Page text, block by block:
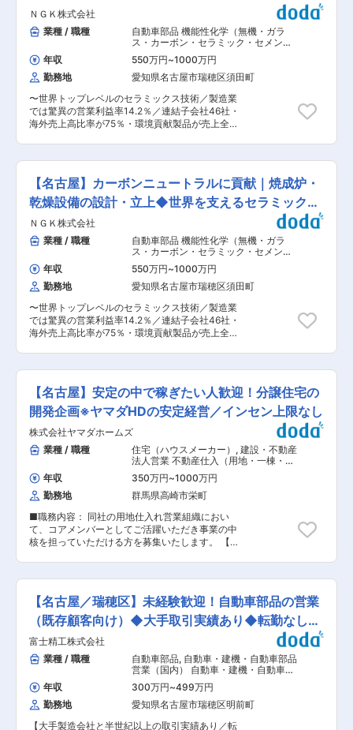
ループの一員としてブラザー工業にて長期就業可
◎自由に開発に取り組める環境！新しい挑戦もで
きます！ ◎年休124日×転勤なし（ブラザーGのみ
の勤務）×リモート制度あり ◎有給使用率が高
く、100％消化できる社員も！ ◎ブラザーグルー
プならではの福利厚生＝ブラザー製品の割引販
売・ブラザー健康保険組合への加入など ■教育体
制 ・ご自身のご経験／スキルに応じて、Eラーニ
ング受講等もできます。技術者派遣や請負、担当
工程などご相談も可能ですので、着実にスキルア
就業となるため安心して働くことができます。 ・
人材育成の事業も行っているため、自社の社員に
ルの研修ではなく、実践的な研修、階層別研修な
どがあり、ビジネスマナーやコミュニケーション
など基礎から力を身につけることができます。 変
更の範囲：会社の定める業務
は大きく変化するため、医薬品を中心に結晶多形
スクリーニングの重要性は広く認識されていま
す。従来の晶析法ではすべての結晶形を網羅的に
発見することは難しく、それらニーズに対応でき
る技術として開発しました。 現在、継続的なビジ
ネス成長を目指し、海外市場への本格展開を推進
しています。 この取り組みにおいて、有機化合物
の分析や結晶化に関する経験をお持ちの方々を中
心に、未来社会に貢献する革新的なサービスの創
出を進めていける仲間を募集しています。 ■職務
の概要 有機化合物の結晶化探索サービスの推進に
取り組んでいただきます。 ■業務の詳細 有機化
化実験実務、顧客説明、報告書作成など） ・赤外
線による結晶化の技術開発、PRデータの取得 ・
海外展開に向けた事業体制構築・整備 ・各種展示
会、学会等での技術PR活動 ■職務の特色 本社部
門として設立された当組織は、NV推進本部によ
る新製品・新サービスの開発に対し、技術支援を
通じてその推進を担う比較的新しい組織です。課
題を一つひとつ着実に解決していく地道な取り組
みはもちろん、自ら基準やルールを策定していく
姿勢も求められます。そうした中で、うまくいっ
た時や形になった時には、モノづくりならではの
楽しさや達成感を味わえる仕事です。また、お客
様からの反応をダイレクトに感じられる環境でも
ンです。開発が成功した際には、事業化後のフェ
ーズにも携わっていただくことになります。 変更
／積層）
ＮＧＫ株式会社
業種 / 職種
自動車部品 機能性化学（無機・ガラ
ス・カーボン・セラミック・セメン
ト・窯業） , 製品開発（ガラス・セラミ
ック） 製品開発（その他無機） 製造プ
ロセス開発・工法開発（無機・セラミ
年収 550万円~1000万円
勤務地
愛知県名古屋市瑞穂区須田町
〜世界トップレベルのセラミックス技術／製造業
では驚異の営業利益率14.2％／連結子会社46社・
海外売上高比率が75％・環境貢献製品が売上全体
社会とカーボンニュートラルの実現に向け、セラ
ミックスをコアとした新製品開発を強化していま
す。新商品の早期創出を大方針に、多岐にわたっ
て開発品の試作と評価を行っています。材料・プ
ロセス設計において経験を積まれた方々を中心
に、未来社会に貢献する製品づくりを共に進めて
いただける仲間を募集しています。 ■職務の概要
電子部品向け材料の研究開発及び生産プロセス検
討に取り組んでいただきます。 ■業務の詳細 新
製品の材料設計及び製造プロセス開発を中心に以
下の業務に携わっていただきます。 具体的なテー
マは、実務経験や保有スキルを踏まえて決定しま
す。 【スラリー技術開発】 ・セラミックス粒子/
分散媒等からなるスラリー分散技術開発 【成膜技
術】 ・スクリーン印刷を用いた成膜技術開発
【積層技術】 ・グリーンシートの精密積層技術開
ています。新製品開発は何度も試作を繰り返しな
がら新たに見つかる課題を1つずつ解決していく
地道な取り組みが必要ですが、不具合を分析・解
析して対策を打ち、うまくいった時にモノづくり
の楽しさを味わえる仕事です。開発が成功した時
には事業化までのより大きな仕事にも携わってい
かせるスキル】 ・積層セラミック技術（セラミッ
クスコンデンサー、セラミックスパッケージ） ・
テープ成形 ・スラリー、ペースト設計/分散技術
・焼成、メタライズ技術 【身につくスキル】 ・
各種セラミック製品製造技術 （成形、乾燥、焼
成） ・技術開発のプロジェクトマネジメント力
る精鋭チームです。各自が開発テーマと技術裁量
を持ち、業務に打ち込むことができる環境です。
える職場です。また、20〜30代前半の若手技術
者が多く活躍していることも特徴です。 変更の範
囲：全ての業務への配置転換あり
【名古屋】カーボンニュートラルに貢献｜焼成炉・
乾燥設備の設計・立上◆世界を支えるセラミックス
技術
ＮＧＫ株式会社
業種 / 職種
自動車部品 機能性化学（無機・ガラ
ス・カーボン・セラミック・セメン
ト・窯業） , プラント機器・設備 設備
立ち上げ・設計（機械設計） プロジェ
クトマネジメント（国内） 設計（機
年収 550万円~1000万円
勤務地
愛知県名古屋市瑞穂区須田町
〜世界トップレベルのセラミックス技術／製造業
では驚異の営業利益率14.2％／連結子会社46社・
海外売上高比率が75％・環境貢献製品が売上全体
は、セラミックス製造のキーテクノロジーである
加熱／焼成技術を担っています。セラミックスの
高機能化、高付加価値化が加速する中、加熱／焼
成技術の果たす役割は極めて重要になってきてい
ます。また当社がビジョンに掲げるカーボンニュ
ートラルに向け、LNGなどのガス燃焼炉に対して
水素やアンモニアなどへの燃料転換技術の構築、
化石燃料由来のCO2のCCU／CCSのグループ内
実証・適用のプロジェクトも推進しており、これ
ら新規技術を構築するために、何事にも興味を持
ち、積極的に未来を切り開ける仲間を募集してい
ます。 ■職務の概要 セラミックス製造に必須な
焼成工程を担う焼成炉において、水素・アンモニ
アなどへの燃料転換技術の構築や、排ガスに含ま
れるCO2のCCU／CCSのグループ内実証・適用
を目指したプロジェクトを推進しており、常に最
がいを感じられる仕事です。 ■業務の詳細 ・水
素・アンモニア燃焼用のバーナ及び炉の開発（制
御技術構築含む） ・炉の排ガス由来のCO2回収・
利用技術の探索、技術構築及び社内実証（熱マネ
ージメント含） ・電気炉の革新省エネ技術の探索
及び社内実証 ・社内向け焼成炉の設備投資の実行
−各事業部の要望（仕様）に合った焼成設備の基
本・詳細設計 −製作、工事の管理・取り纏め −試
運転調整および事業部への引渡し ・NGK窯技術
の蓄積／伝承および技術情報の整理 ■職務の特色
セラミックス製造に必須な焼成工程を担う焼成炉
【名古屋】安定の中で稼ぎたい人歓迎！分譲住宅の
開発企画※ヤマダHDの安定経営／インセン上限なし
株式会社ヤマダホームズ
業種 / 職種
住宅（ハウスメーカー） , 建設・不動産
法人営業 不動産仕入（用地・一棟・区
分）
年収 350万円~1000万円
勤務地
群馬県高崎市栄町
■職務内容： 同社の用地仕入れ営業組織におい
て、コアメンバーとしてご活躍いただき事業の中
核を担っていただける方を募集いたします。 【業
ます） （業務の流れ） 1）土地情報の収集 2）物
件精査 3）土地の仕入れ 4）住宅の企画 5）価格
設定・販売戦略の企画 ■分業制： 設計・施工管
理は部内に専門の担当者が行いますので自身の業
務に専念できる環境が整っております。 ■ノル
マ・インセンティブについて： 個人単位のノルマ
はございませんが、目標設定はございます。目標
の達成度に応じて昇格降格などの待遇がありま
す。 インセンティブは粗利に対して発生する制度
となっており、上限の設定がございませんので、
やればやるだけ評価される環境です。 ■就業環
境： シフト制の導入により、ワークライフバラン
【名古屋／瑞穂区】未経験歓迎！自動車部品の営業
（既存顧客向け）◆大手取引実績あり◆転勤なし◆
土日休み
富士精工株式会社
業種 / 職種
自動車部品, 自動車・建機・自動車部品
営業（国内） 自動車・建機・自動車部
品営業（海外）
年収 300万円~499万円
勤務地
愛知県名古屋市瑞穂区明前町
【大手製造会社と半世紀以上の取引実績あり／転